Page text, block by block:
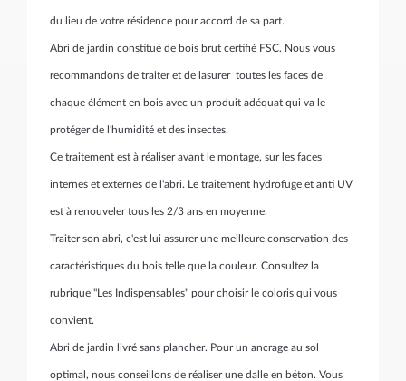
du lieu de votre résidence pour accord de sa part.
Abri de jardin constitué de bois brut certifié FSC. Nous vous
recommandons de traiter et de lasurer toutes les faces de
chaque élément en bois avec un produit adéquat qui va le
protéger de l'humidité et des insectes.
Ce traitement est à réaliser avant le montage, sur les faces
internes et externes de l'abri. Le traitement hydrofuge et anti UV
est à renouveler tous les 2/3 ans en moyenne.
Traiter son abri, c'est lui assurer une meilleure conservation des
caractéristiques du bois telle que la couleur. Consultez la
rubrique "Les Indispensables" pour choisir le coloris qui vous
convient.
Abri de jardin livré sans plancher. Pour un ancrage au sol
optimal, nous conseillons de réaliser une dalle en béton. Vous